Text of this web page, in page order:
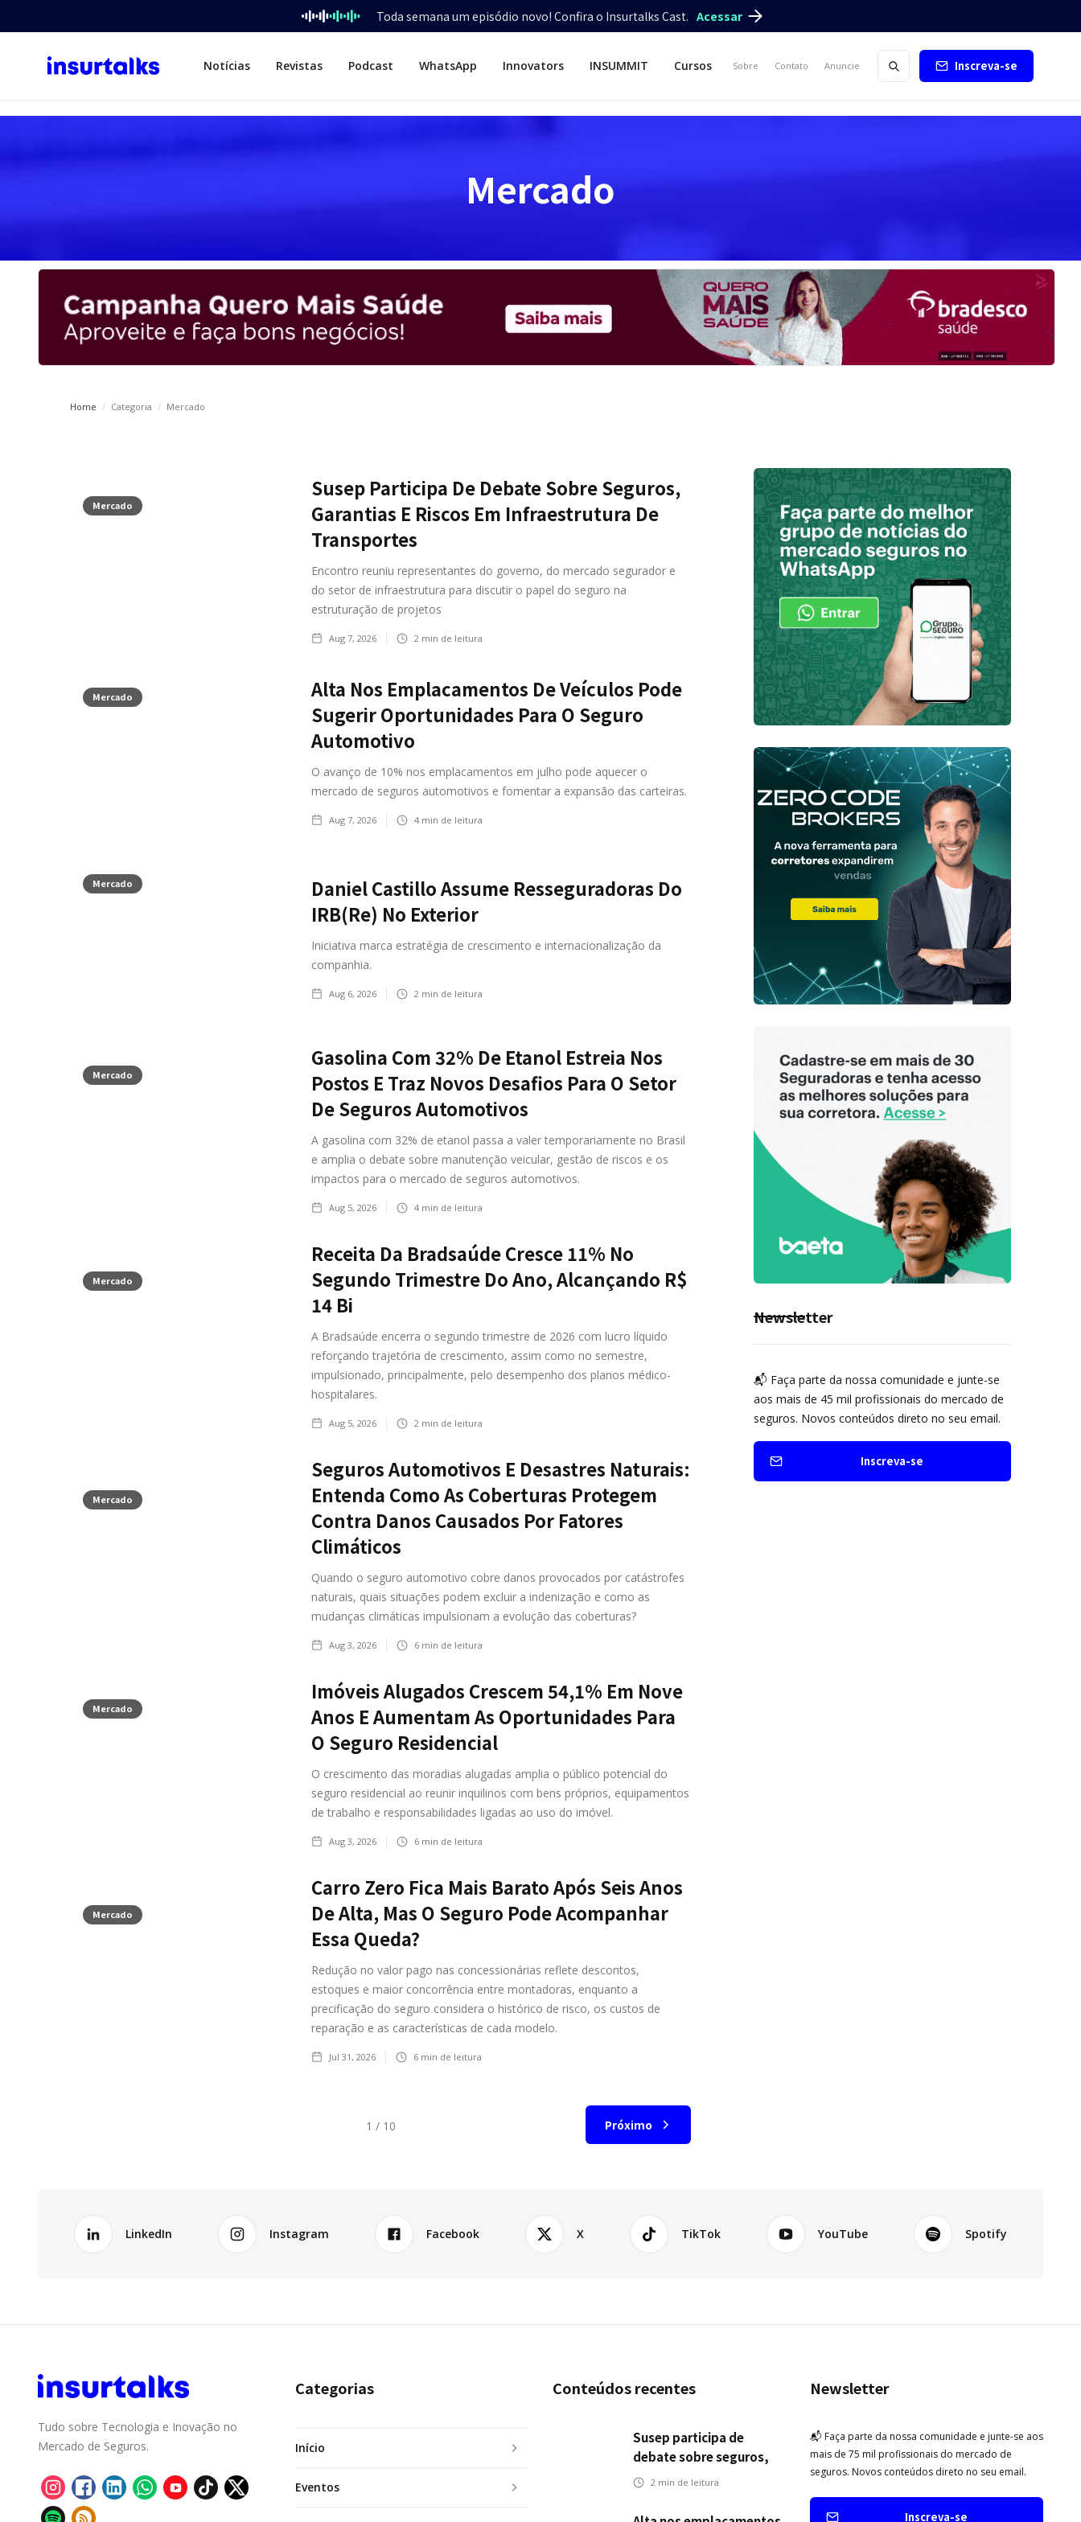
Toda semana um episódio novo! Confira o Insurtalks Cast. Acessar
Notícias Revistas Podcast WhatsApp Innovators INSUMMIT Cursos Sobre Contato Anuncie Inscreva-se
Mercado
Home / Categoria / Mercado
Mercado
Susep Participa De Debate Sobre Seguros,
Garantias E Riscos Em Infraestrutura De
Transportes
Encontro reuniu representantes do governo, do mercado segurador e
do setor de infraestrutura para discutir o papel do seguro na
estruturação de projetos
Aug 7, 2026 2 min de leitura
Mercado
Alta Nos Emplacamentos De Veículos Pode
Sugerir Oportunidades Para O Seguro
Automotivo
O avanço de 10% nos emplacamentos em julho pode aquecer o
mercado de seguros automotivos e fomentar a expansão das carteiras.
Aug 7, 2026 4 min de leitura
Mercado
Daniel Castillo Assume Resseguradoras Do
IRB(Re) No Exterior
Iniciativa marca estratégia de crescimento e internacionalização da
companhia.
Aug 6, 2026 2 min de leitura
Mercado
Gasolina Com 32% De Etanol Estreia Nos
Postos E Traz Novos Desafios Para O Setor
De Seguros Automotivos
A gasolina com 32% de etanol passa a valer temporariamente no Brasil
e amplia o debate sobre manutenção veicular, gestão de riscos e os
impactos para o mercado de seguros automotivos.
Aug 5, 2026 4 min de leitura
Mercado
Receita Da Bradsaúde Cresce 11% No
Segundo Trimestre Do Ano, Alcançando R$
14 Bi
A Bradsaúde encerra o segundo trimestre de 2026 com lucro líquido
reforçando trajetória de crescimento, assim como no semestre,
impulsionado, principalmente, pelo desempenho dos planos médico-
hospitalares.
Aug 5, 2026 2 min de leitura
Mercado
Seguros Automotivos E Desastres Naturais:
Entenda Como As Coberturas Protegem
Contra Danos Causados Por Fatores
Climáticos
Quando o seguro automotivo cobre danos provocados por catástrofes
naturais, quais situações podem excluir a indenização e como as
mudanças climáticas impulsionam a evolução das coberturas?
Aug 3, 2026 6 min de leitura
Mercado
Imóveis Alugados Crescem 54,1% Em Nove
Anos E Aumentam As Oportunidades Para
O Seguro Residencial
O crescimento das moradias alugadas amplia o público potencial do
seguro residencial ao reunir inquilinos com bens próprios, equipamentos
de trabalho e responsabilidades ligadas ao uso do imóvel.
Aug 3, 2026 6 min de leitura
Mercado
Carro Zero Fica Mais Barato Após Seis Anos
De Alta, Mas O Seguro Pode Acompanhar
Essa Queda?
Redução no valor pago nas concessionárias reflete descontos,
estoques e maior concorrência entre montadoras, enquanto a
precificação do seguro considera o histórico de risco, os custos de
reparação e as características de cada modelo.
Jul 31, 2026 6 min de leitura
1 / 10 Próximo
Newsletter
📬 Faça parte da nossa comunidade e junte-se
aos mais de 45 mil profissionais do mercado de
seguros. Novos conteúdos direto no seu email.
Inscreva-se
LinkedIn Instagram Facebook X TikTok YouTube Spotify
Tudo sobre Tecnologia e Inovação no
Mercado de Seguros.
Categorias
Início
Eventos
Conteúdos recentes
Susep participa de
debate sobre seguros,
garantias e riscos em
transportes
2 min de leitura
Newsletter
📬 Faça parte da nossa comunidade e junte-se aos
mais de 75 mil profissionais do mercado de
seguros. Novos conteúdos direto no seu email.
Inscreva-se